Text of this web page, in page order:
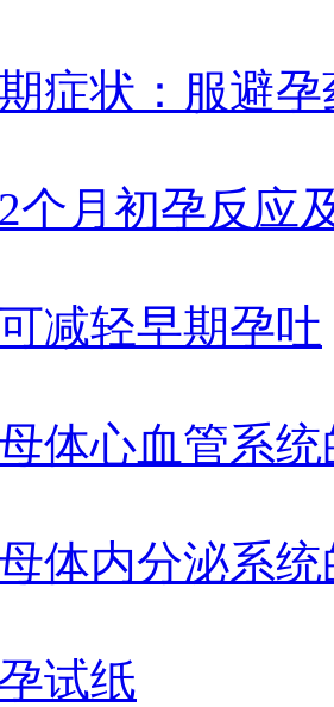
症状：服避
个月初孕反应
减轻早期孕吐
体心血管系
体内分泌系
试纸